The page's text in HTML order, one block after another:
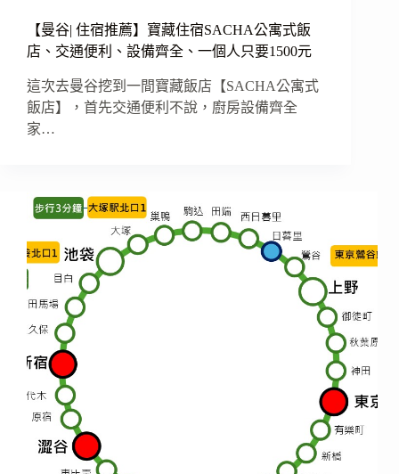
【曼谷| 住宿推薦】寶藏住宿SACHA公寓式飯
店、交通便利、設備齊全、一個人只要1500元
這次去曼谷挖到一間寶藏飯店【SACHA公寓式
飯店】，首先交通便利不說，廚房設備齊全
家…